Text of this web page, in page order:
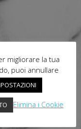
migliorare la tua
puoi annullare
Elimina i Cookie